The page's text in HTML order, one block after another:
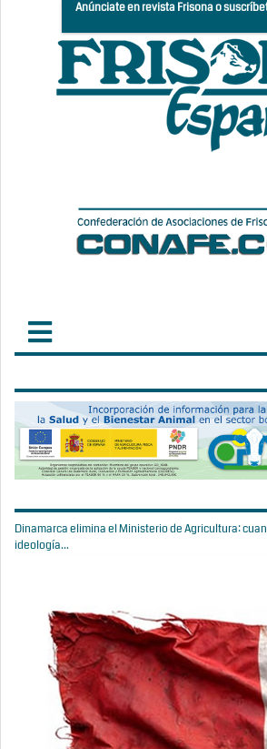
Anúnciate en revista Frisona o
Dinamarca elimina el Ministerio de Agricultura:
ideología...